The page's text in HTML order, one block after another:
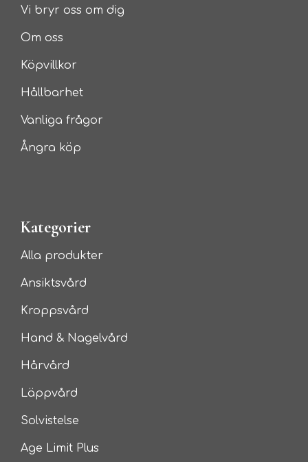
Vi bryr oss om dig
Om oss
Köpvillkor
Hållbarhet
Vanliga frågor
Ångra köp
Kategorier
Alla produkter
Ansiktsvård
Kroppsvård
Hand & Nagelvård
Hårvård
Läppvård
Solvistelse
Age Limit Plus